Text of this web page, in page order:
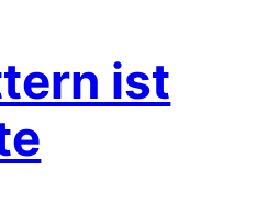
ist